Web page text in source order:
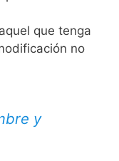
que tenga
no
y